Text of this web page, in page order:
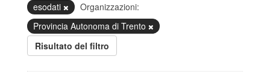
esodati
Organizzazioni:
Provincia Autonoma di Trento
Risultato del filtro